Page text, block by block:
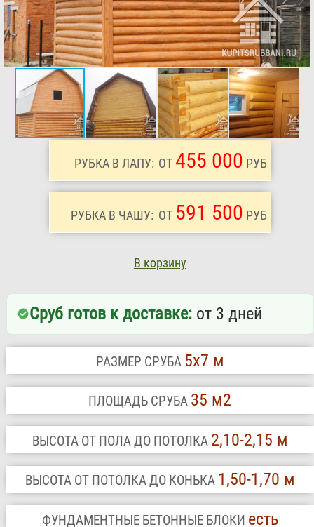
РУБКА В ЛАПУ: ОТ455 000 РУБ
РУБКА В ЧАШУ: ОТ 591 500 РУБ
В корзину
Сруб готов к доставке:от 3 дней
РАЗМЕР СРУБА 5х7 м
ПЛОЩАДЬ СРУБА 35 м2
ВЫСОТА ОТ ПОЛА ДО ПОТОЛКА 2,10-2,15 м
ВЫСОТА ОТ ПОТОЛКА ДО КОНЬКА 1,50-1,70 м
ФУНДАМЕНТНЫЕ БЕТОННЫЕ БЛОКИ есть